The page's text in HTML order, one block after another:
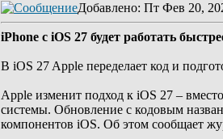
Добавлено: Пт Фев 20,
iPhone с iOS 27 будет работать
В iOS 27 Apple переделает код и
Apple изменит подход к iOS 27 –
системы. Обновление с кодовым
компонентов iOS. Об этом сообщает